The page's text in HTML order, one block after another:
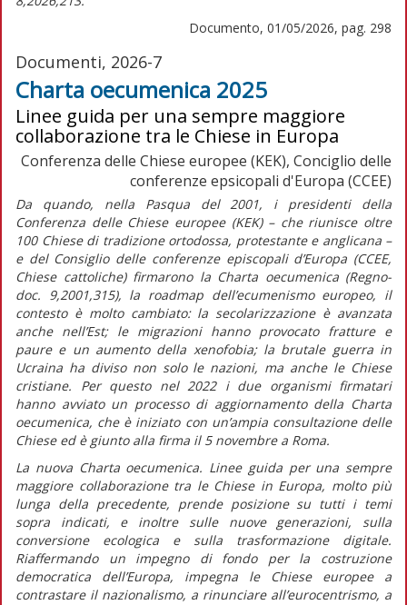
Documento, 01/05/2026, pag. 298
Documenti, 2026-7
Charta oecumenica 2025
Linee guida per una sempre maggiore
collaborazione tra le Chiese in Europa
Conferenza delle Chiese europee (KEK), Conciglio delle
conferenze epsicopali d'Europa (CCEE)
Da quando, nella Pasqua del 2001, i presidenti della
Conferenza delle Chiese europee (KEK) – che riunisce oltre
100 Chiese di tradizione ortodossa, protestante e anglicana –
e del Consiglio delle conferenze episcopali d’Europa (CCEE,
Chiese cattoliche) firmarono la Charta oecumenica (Regno-
doc. 9,2001,315), la roadmap dell’ecumenismo europeo, il
contesto è molto cambiato: la secolarizzazione è avanzata
anche nell’Est; le migrazioni hanno provocato fratture e
paure e un aumento della xenofobia; la brutale guerra in
Ucraina ha diviso non solo le nazioni, ma anche le Chiese
cristiane. Per questo nel 2022 i due organismi firmatari
hanno avviato un processo di aggiornamento della Charta
oecumenica, che è iniziato con un’ampia consultazione delle
Chiese ed è giunto alla firma il 5 novembre a Roma.
La nuova Charta oecumenica. Linee guida per una sempre
maggiore collaborazione tra le Chiese in Europa, molto più
lunga della precedente, prende posizione su tutti i temi
sopra indicati, e inoltre sulle nuove generazioni, sulla
conversione ecologica e sulla trasformazione digitale.
Riaffermando un impegno di fondo per la costruzione
democratica dell’Europa, impegna le Chiese europee a
contrastare il nazionalismo, a rinunciare all’eurocentrismo, a